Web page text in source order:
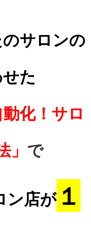
サロンの
た
化！サロ
で
ン店が１